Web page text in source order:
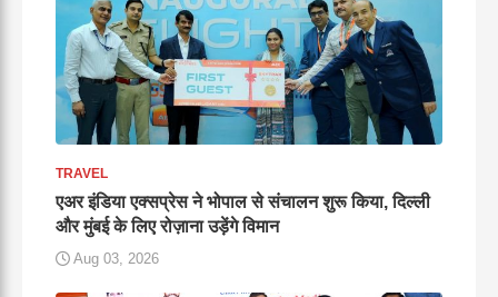
TRAVEL
एअर इंडिया एक्सप्रेस ने भोपाल से संचालन शुरू किया, दिल्ली
और मुंबई के लिए रोज़ाना उड़ेंगे विमान
Aug 03, 2026